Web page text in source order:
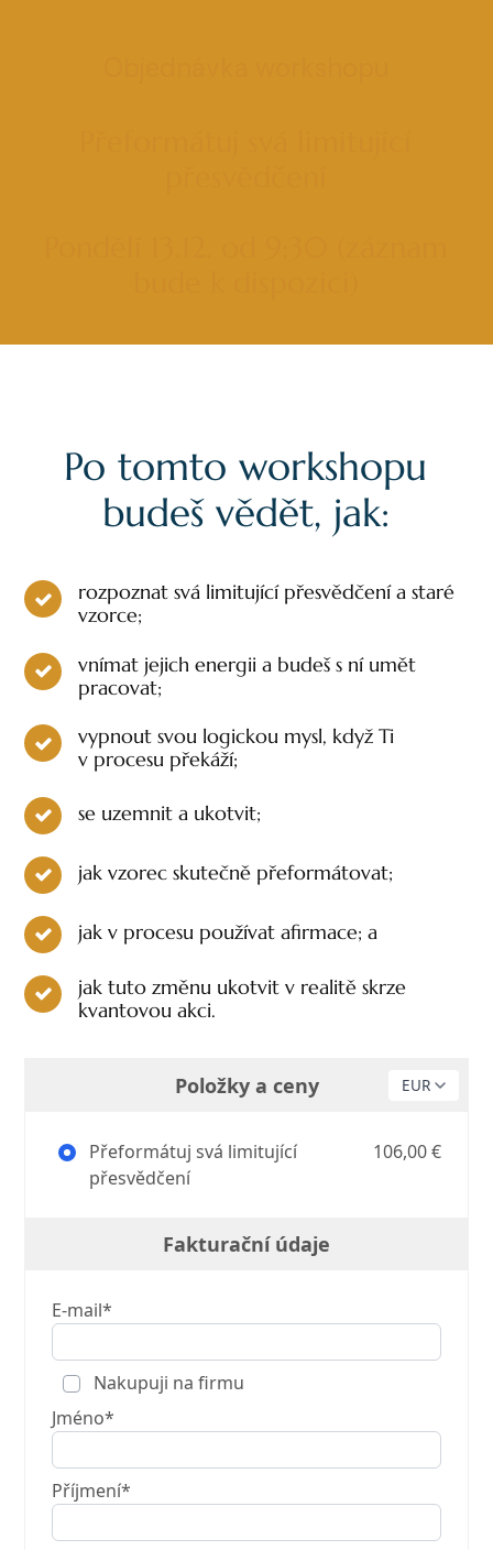
Po tomto workshopu
budeš vědět, jak:
rozpoznat svá limitující přesvědčení a staré
vzorce;
vnímat jejich energii a budeš s ní umět
pracovat;
vypnout svou logickou mysl, když Ti
v procesu překáží;
se uzemnit a ukotvit;
jak vzorec skutečně přeformátovat;
jak v procesu používat afirmace; a
jak tuto změnu ukotvit v realitě skrze
kvantovou akci.
Položky a ceny
Přeformátuj svá limitující
přesvědčení
106,00 €
Fakturační údaje
E-mail*
Nakupuji na firmu
Jméno*
Příjmení*